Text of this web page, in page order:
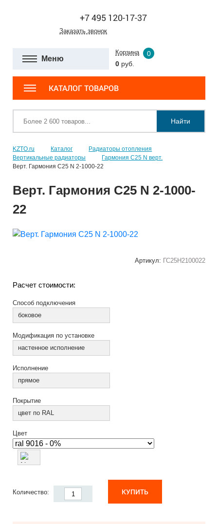
+7 495 120-17-37
Заказать звонок
Меню
Корзина
0
0 руб.
КАТАЛОГ ТОВАРОВ
Найти
KZTO.ru Каталог
Радиаторы отопления
Вертикальные радиаторы
Гармония С25 N верт.
Верт. Гармония С25 N 2-1000-22
Верт. Гармония С25 N 2-1000-
22
Артикул: ГС25Н2100022
Расчет стоимости:
Способ подключения
боковое
Модификация по установке
настенное исполнение
Исполнение
прямое
Покрытие
цвет по RAL
Цвет
Количество: КУПИТЬ